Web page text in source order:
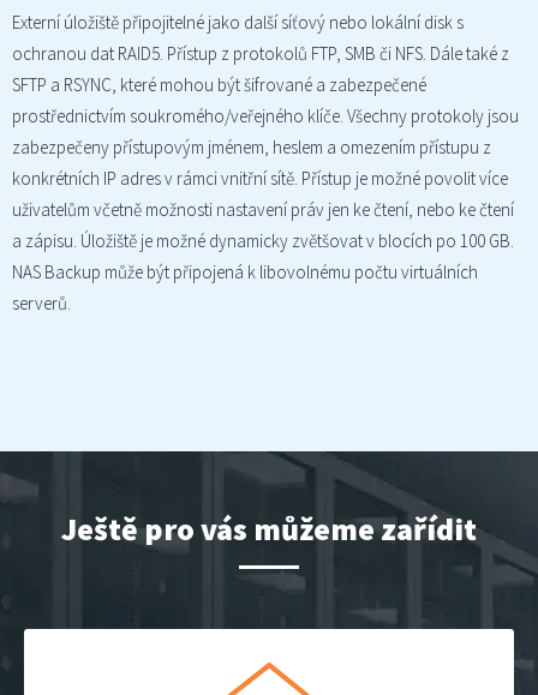
Externí úložiště připojitelné jako další síťový nebo lokální disk s
ochranou dat RAID5. Přístup z protokolů FTP, SMB či NFS. Dále také z
SFTP a RSYNC, které mohou být šifrované a zabezpečené
prostřednictvím soukromého/veřejného klíče. Všechny protokoly jsou
zabezpečeny přístupovým jménem, heslem a omezením přístupu z
konkrétních IP adres v rámci vnitřní sítě. Přístup je možné povolit více
uživatelům včetně možnosti nastavení práv jen ke čtení, nebo ke čtení
a zápisu. Úložiště je možné dynamicky zvětšovat v blocích po 100 GB.
NAS Backup může být připojená k libovolnému počtu virtuálních
serverů.
Ještě pro vás můžeme zařídit